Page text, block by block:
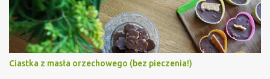
a
r
z
Ciastka z masła orzechowego (bez pieczenia!)